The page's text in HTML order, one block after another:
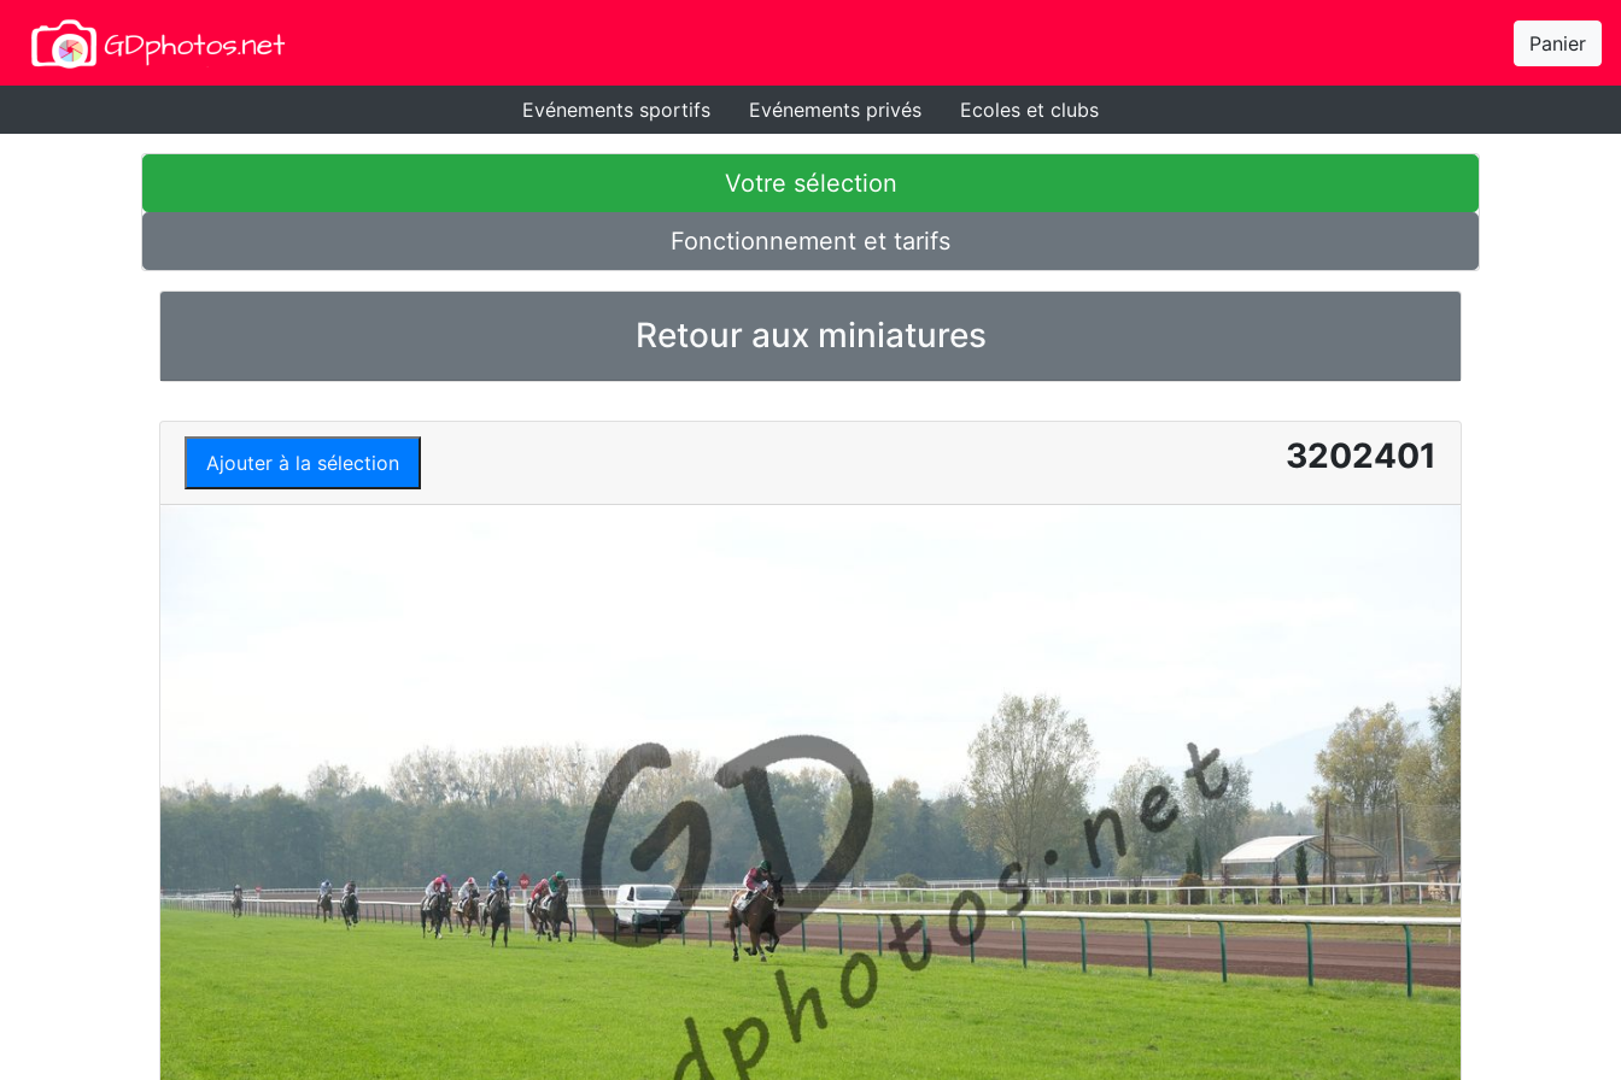
Panier
Evénements sportifs Evénements privés Ecoles et clubs
Votre sélection
Fonctionnement et tarifs
Retour aux miniatures
Ajouter à la sélection 3202401